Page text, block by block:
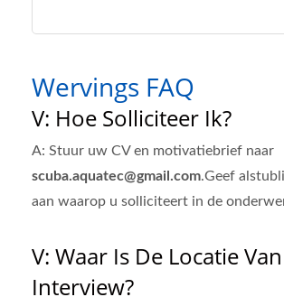
Wervings FAQ
V: Hoe Solliciteer Ik?
A: Stuur uw CV en motivatiebrief naar
scuba.aquatec@gmail.com.Geef
aan waarop u solliciteert in de
V: Waar Is De Locatie
Interview?